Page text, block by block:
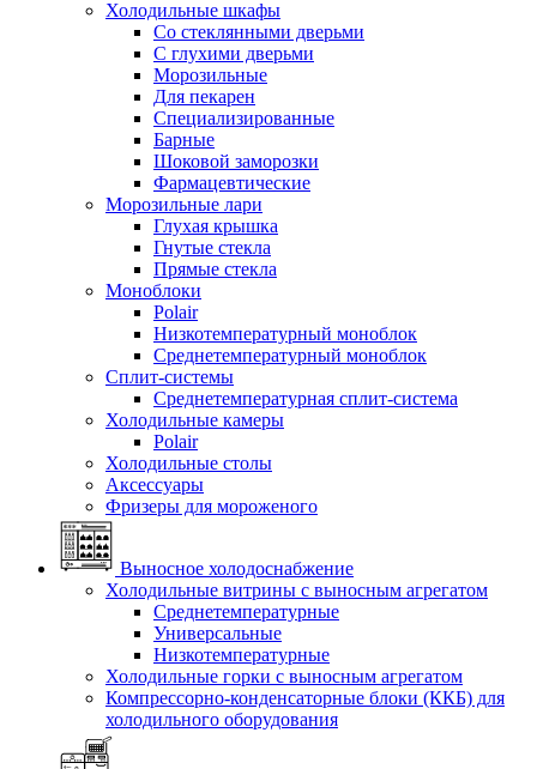
Холодильные шкафы
Со стеклянными дверьми
С глухими дверьми
Морозильные
Для пекарен
Специализированные
Барные
Шоковой заморозки
Фармацевтические
Морозильные лари
Глухая крышка
Гнутые стекла
Прямые стекла
Моноблоки
Polair
Низкотемпературный моноблок
Среднетемпературный моноблок
Сплит-системы
Среднетемпературная сплит-система
Холодильные камеры
Polair
Холодильные столы
Аксессуары
Фризеры для мороженого
Выносное холодоснабжение
Холодильные витрины с выносным агрегатом
Среднетемпературные
Универсальные
Низкотемпературные
Холодильные горки с выносным агрегатом
Компрессорно-конденсаторные блоки (ККБ) для
холодильного оборудования